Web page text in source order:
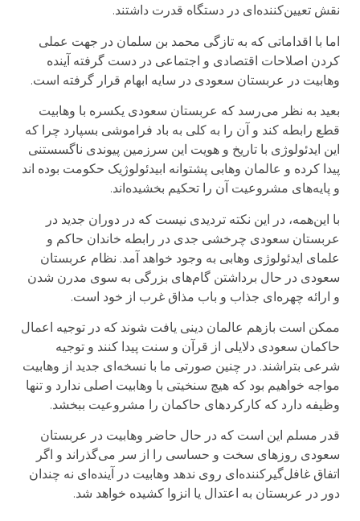
نقش تعیین‌کننده‌ای در دستگاه قدرت داشتند.
اما با اقداماتی که به تازگی محمد بن سلمان در جهت عملی
کردن اصلاحات اقتصادی و اجتماعی در دست گرفته آینده
وهابیت در عربستان سعودی در سایه ابهام قرار گرفته است.
بعید به نظر می‌رسد که عربستان سعودی یکسره با وهابیت
قطع رابطه کند و آن را به کلی به باد فراموشی بسپارد چرا که
این ایدئولوژی با تاریخ و هویت این سرزمین پیوندی ناگسستنی
پیدا کرده و عالمان وهابی پشتوانه ابیدئولوژیک حکومت بوده اند
و پایه‌های مشروعیت آن را تحکیم بخشیده‌اند.
با این‌همه، در این نکته تردیدی نیست که در دوران جدید در
عربستان سعودی چرخشی جدی در رابطه خاندان حاکم و
علمای ایدئولوژی وهابی به وجود خواهد آمد. نظام عربستان
سعودی در حال برداشتن گام‌های بزرگی به سوی مدرن شدن
و ارائه چهره‌ای جذاب و باب مذاق غرب از خود است.
ممکن است باز‌هم عالمان دینی یافت شوند که در توجیه اعمال
حاکمان سعودی دلایلی از قرآن و سنت پیدا کنند و توجیه
شرعی بتراشند. در چنین صورتی ما با نسخه‌ای جدید از وهابیت
مواجه خواهیم بود که هیچ سنخیتی با وهابیت اصلی ندارد و تنها
وظیفه دارد که کارکردهای حاکمان را مشروعیت ببخشد.
قدر مسلم این است که در حال حاضر وهابیت در عربستان
سعودی روزهای سخت و حساسی را از سر می‌گذراند و اگر
اتفاق غافل‌گیر‌کننده‌ای روی ندهد وهابیت در آینده‌ای نه چندان
دور در عربستان به اعتدال یا انزوا کشیده خواهد شد.